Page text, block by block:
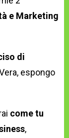
e Marketing
di
espongo
come tu
,